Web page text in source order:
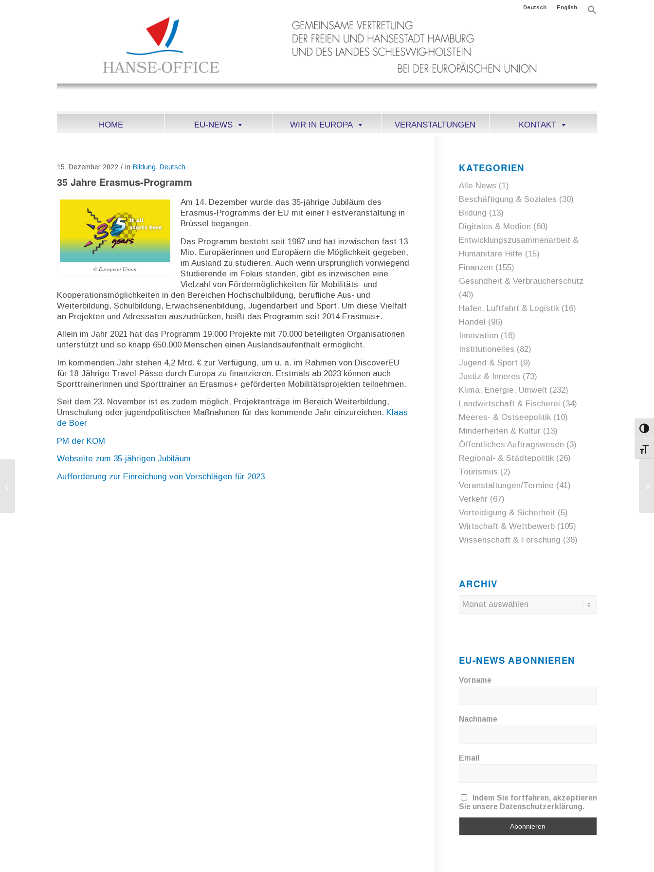
Deutsch English
HOME EU-NEWS WIR IN EUROPA VERANSTALTUNGEN KONTAKT
15. Dezember 2022 / in Bildung,Deutsch
35 Jahre Erasmus-Programm
© European Union
Am 14. Dezember wurde das 35-jährige Jubiläum des
Erasmus-Programms der EU mit einer Festveranstaltung in
Brüssel begangen.
Das Programm besteht seit 1987 und hat inzwischen fast 13
Mio. Europäerinnen und Europäern die Möglichkeit gegeben,
im Ausland zu studieren. Auch wenn ursprünglich vorwiegend
Studierende im Fokus standen, gibt es inzwischen eine
Vielzahl von Fördermöglichkeiten für Mobilitäts- und
Kooperationsmöglichkeiten in den Bereichen Hochschulbildung, berufliche Aus- und
Weiterbildung, Schulbildung, Erwachsenenbildung, Jugendarbeit und Sport. Um diese Vielfalt
an Projekten und Adressaten auszudrücken, heißt das Programm seit 2014 Erasmus+.
Allein im Jahr 2021 hat das Programm 19.000 Projekte mit 70.000 beteiligten Organisationen
unterstützt und so knapp 650.000 Menschen einen Auslandsaufenthalt ermöglicht.
Im kommenden Jahr stehen 4,2 Mrd. € zur Verfügung, um u. a. im Rahmen von DiscoverEU
für 18-Jährige Travel-Pässe durch Europa zu finanzieren. Erstmals ab 2023 können auch
Sporttrainerinnen und Sporttrainer an Erasmus+ geförderten Mobilitätsprojekten teilnehmen.
Seit dem 23. November ist es zudem möglich, Projektanträge im Bereich Weiterbildung,
Umschulung oder jugendpolitischen Maßnahmen für das kommende Jahr einzureichen. Klaas
de Boer
PM der KOM
Webseite zum 35-jährigen Jubiläum
Aufforderung zur Einreichung von Vorschlägen für 2023
KATEGORIEN
Alle News (1)
Beschäftigung & Soziales (30)
Bildung (13)
Digitales & Medien (60)
Entwicklungszusammenarbeit &
Humanitäre Hilfe (15)
Finanzen (155)
Gesundheit & Verbraucherschutz
(40)
Hafen, Luftfahrt & Logistik(16)
Handel (96)
Innovation (16)
Institutionelles (82)
Jugend & Sport (9)
Justiz & Inneres (73)
Klima, Energie, Umwelt (232)
Landwirtschaft & Fischerei (34)
Meeres- & Ostseepolitik(10)
Minderheiten & Kultur(13)
Öffentliches Auftragswesen (3)
Regional- & Städtepolitik(26)
Tourismus (2)
Veranstaltungen/Termine (41)
Verkehr(67)
Verteidigung & Sicherheit (5)
Wirtschaft & Wettbewerb(105)
Wissenschaft & Forschung (38)
ARCHIV
EU-NEWS ABONNIEREN
Vorname
Nachname
Email
Indem Sie fortfahren, akzeptieren
Sie unsere Datenschutzerklärung.
RL zur Mindestbesteuerung: Rat